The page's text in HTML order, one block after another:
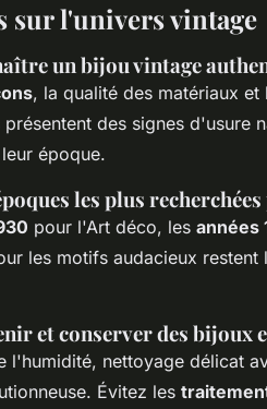
sur l'univers vintage
un bijou vintage
, la qualité des matériaux
des signes d'usure
époque.
les plus
pour l'Art déco, les années
les motifs audacieux
et conserver des bijoux
l'humidité, nettoyage délicat
Évitez les